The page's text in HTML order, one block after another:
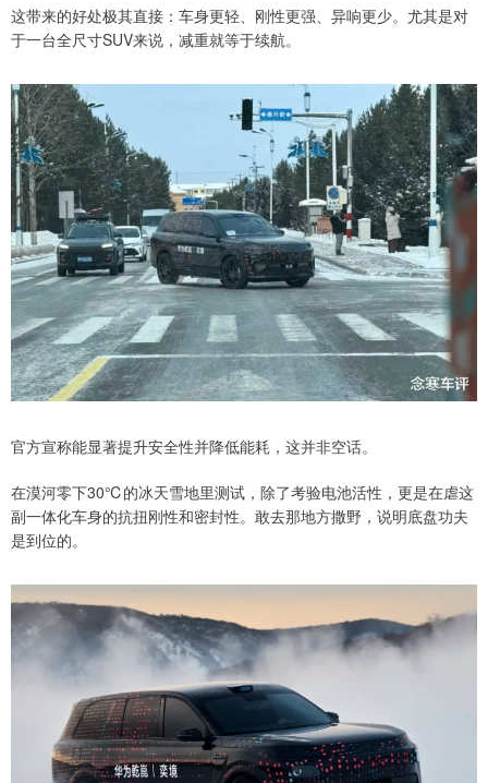
这带来的好处极其直接：车身更轻、刚性更强、异响更少。尤其是对
于一台全尺寸SUV来说，减重就等于续航。
官方宣称能显著提升安全性并降低能耗，这并非空话。
在漠河零下30℃的冰天雪地里测试，除了考验电池活性，更是在虐这
副一体化车身的抗扭刚性和密封性。敢去那地方撒野，说明底盘功夫
是到位的。